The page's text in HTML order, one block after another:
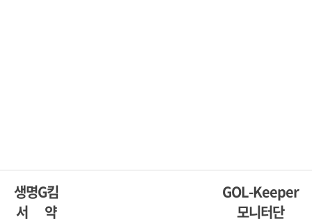
생명G킴
서 약
GOL-Keeper
모니터단